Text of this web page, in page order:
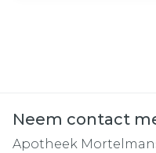
Neem contact
Apotheek